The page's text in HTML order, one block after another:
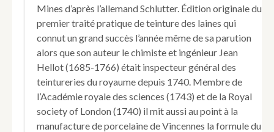
Mines d’après l’allemand Schlutter. Édition originale du
premier traité pratique de teinture des laines qui
connut un grand succès l’année même de sa parution
alors que son auteur le chimiste et ingénieur Jean
Hellot (1685-1766) était inspecteur général des
teintureries du royaume depuis 1740. Membre de
l’Académie royale des sciences (1743) et de la Royal
society of London (1740) il mit aussi au point à la
manufacture de porcelaine de Vincennes la formule du